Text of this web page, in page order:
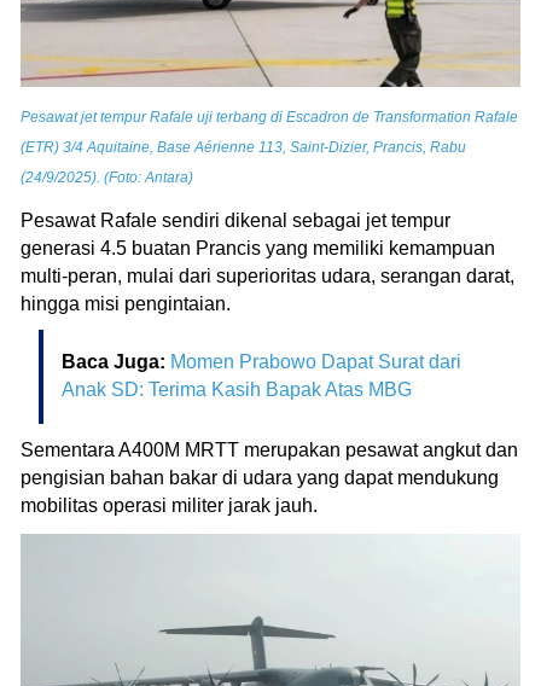
Pesawat jet tempur Rafale uji terbang di Escadron de Transformation Rafale
(ETR) 3/4 Aquitaine, Base Aérienne 113, Saint-Dizier, Prancis, Rabu
(24/9/2025). (Foto: Antara)
Pesawat Rafale sendiri dikenal sebagai jet tempur
generasi 4.5 buatan Prancis yang memiliki kemampuan
multi-peran, mulai dari superioritas udara, serangan darat,
hingga misi pengintaian.
Baca Juga: Momen Prabowo Dapat Surat dari
Anak SD: Terima Kasih Bapak Atas MBG
Sementara A400M MRTT merupakan pesawat angkut dan
pengisian bahan bakar di udara yang dapat mendukung
mobilitas operasi militer jarak jauh.